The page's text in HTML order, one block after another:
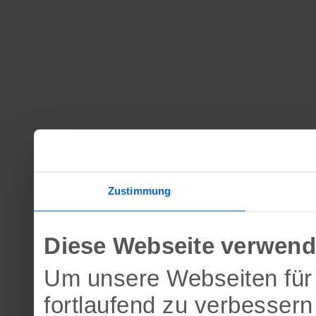
Zustimmung
Diese Webseite
Um unsere Webseiten
fortlaufend zu